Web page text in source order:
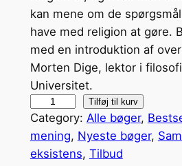
kan mene om de
have med religion at gøre.
med en introduktion af
Morten Dige, lektor i
Universitet.
o
n
a
Tilføj til kurv
Category: Alle bøger,
mening, Nyeste bøger,
eksistens, Tilbud